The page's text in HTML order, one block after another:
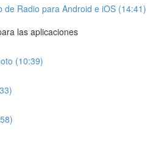
de Radio para Android e iOS (14:41)
las aplicaciones
(10:39)